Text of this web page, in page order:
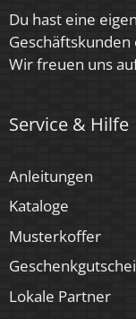
G
Marke / Hersteller
Für Möbeleinbau
Ja
Du hast eine
Wir freuen uns
Service & Hilfe
Anleitungen
Kataloge
Musterkoffer
Lokale Partner